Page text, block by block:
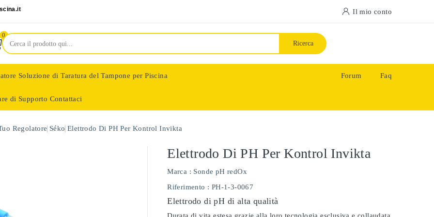
Il mio conto
0
Ricerca
Soluzione di Taratura del Tampone per Piscina
di Supporto Contattaci
Forum Faq
Regolatore Séko Elettrodo Di PH Per Kontrol Invikta
Elettrodo Di PH Per Kontrol Invikta
Marca : Sonde pH redOx
Riferimento : PH-1-3-0067
Elettrodo di pH di alta qualità